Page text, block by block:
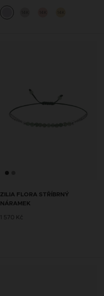
ZILIA FLORA STŘÍBRNÝ
NÁRAMEK
1 570 Kč